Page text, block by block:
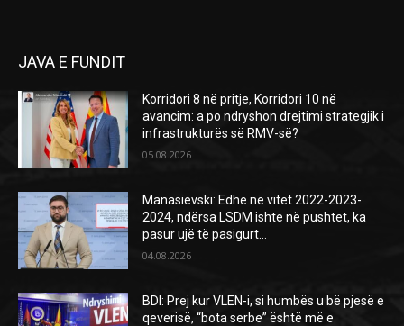
JAVA E FUNDIT
Korridori 8 në pritje, Korridori 10 në
avancim: a po ndryshon drejtimi strategjik i
infrastrukturës së RMV-së?
05.08.2026
Manasievski: Edhe në vitet 2022-2023-
2024, ndërsa LSDM ishte në pushtet, ka
pasur ujë të pasigurt…
04.08.2026
BDI: Prej kur VLEN-i, si humbës u bë pjesë e
qeverisë, “bota serbe” është më e